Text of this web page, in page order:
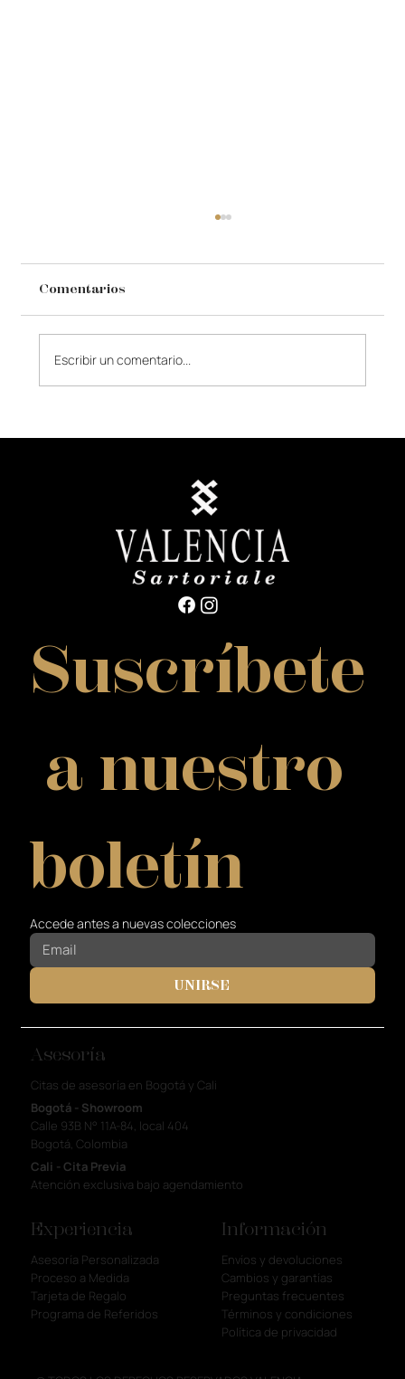
Comentarios
Escribir un comentario...
Experiencia
Asesoría Personalizada
Proceso a Medida
Tarjeta de Regalo
Programa de Referidos
Información
Envíos y devoluciones
Cambios y garantías
Preguntas frecuentes
Términos y condiciones
Política de privacidad
Asesoría
Citas de asesoría en Bogotá y Cali
Bogotá - Showroom
Calle 93B N° 11A-84, local 404
Bogotá, Colombia
Cali - Cita Previa
Atención exclusiva bajo agendamiento
Suscríbete
a nuestro
boletín
Accede antes a nuevas colecciones
UNIRSE